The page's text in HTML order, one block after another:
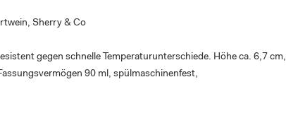
Sherry & Co
gegen schnelle Temperaturunterschiede. Höhe ca. 6,7 cm,
90 ml, spülmaschinenfest,